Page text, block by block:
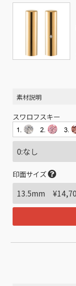
素材説明
スワロフスキー
印面サイズ